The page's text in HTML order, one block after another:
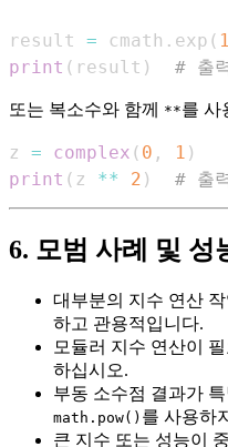
result = cmath . exp (
print ( result ) # 출
또는 복소수와 함께 **를 사
z = complex ( 0 , 1 )
print ( z ** 2 ) # 출
6. 모범 사례 및 성
대부분의 지수 연산
하고 관용적입니다.
모듈러 지수 연산이
하십시오.
부동 소수점 결과가
math.pow() 를 사용하
큰 지수 또는 성능이